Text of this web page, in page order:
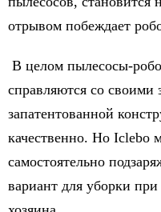
отрывом побеждает
В целом пылесосы-
справляются со своими
запатентованной
качественно. Но Iclebo
самостоятельно
вариант для уборки